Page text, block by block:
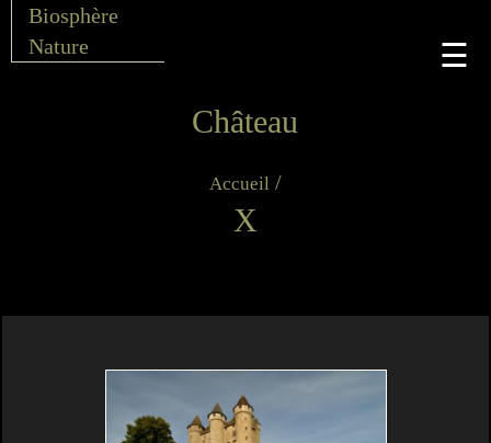
Biosphère
Nature
☰
Château
Accueil /
X